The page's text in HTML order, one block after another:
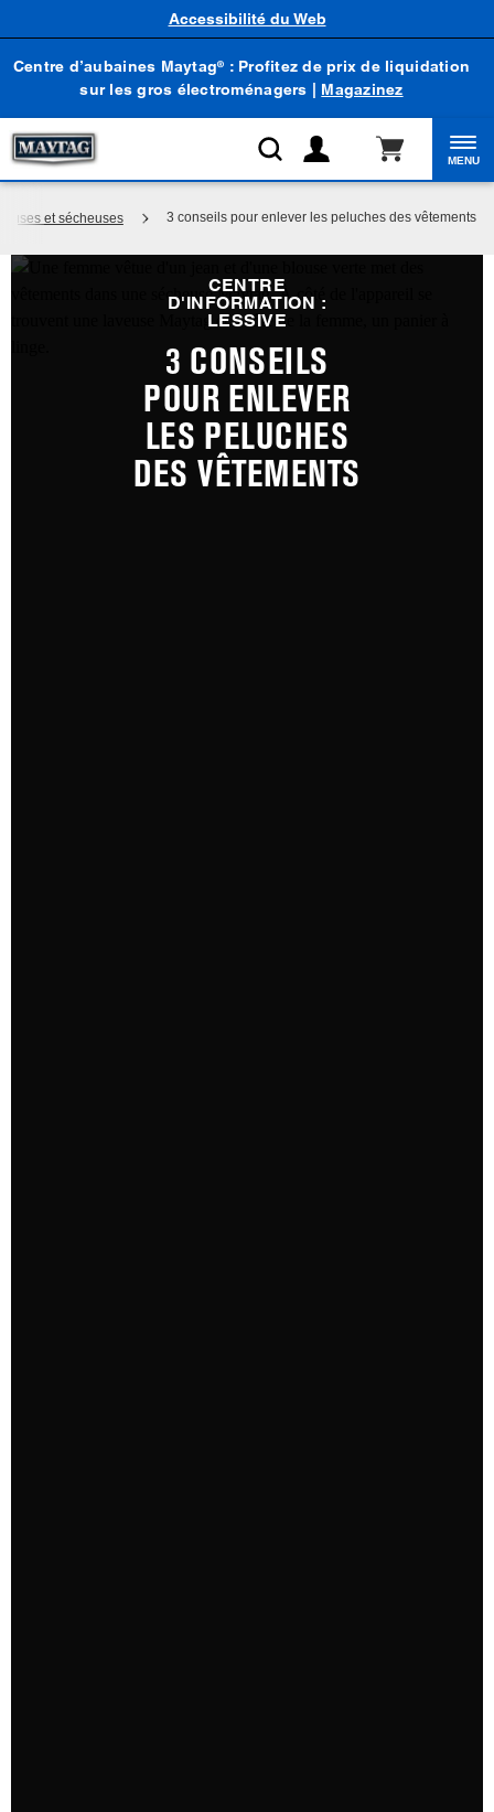
Centre d’aubaines Maytag® : Profitez de prix de liquidation
sur les gros électroménagers | Magazinez
Accessibilité du Web
MENU
et sécheuses 3 conseils pour enlever les peluches des vêtements
CENTRE
D'INFORMATION :
LESSIVE
3 CONSEILS
POUR ENLEVER
LES PELUCHES
DES VÊTEMENTS